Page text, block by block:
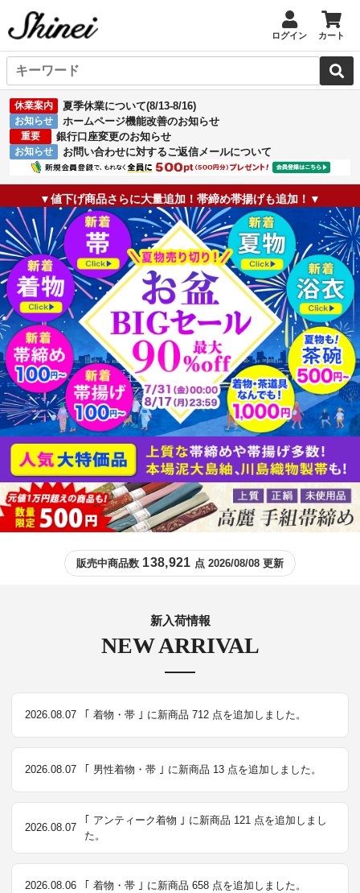
ログイン カート
休業案内 夏季休業について(8/13-8/16)
お知らせ ホームページ機能改善のお知らせ
重要 銀行口座変更のお知らせ
お知らせ お問い合わせに対するご返信メールについて
▼値下げ商品さらに大量追加！帯締め帯揚げも追加！▼
販売中商品数 138,921 点 2026/08/08 更新
NEW ARRIVAL
新入荷情報
2026.08.07 ｢ 着物・帯 ｣ に新商品 712 点を追加しました。
2026.08.07 ｢ 男性着物・帯 ｣ に新商品 13 点を追加しました。
2026.08.07
｢ アンティーク着物 ｣ に新商品 121 点を追加しまし
た。
2026.08.06 ｢ 着物・帯 ｣ に新商品 658 点を追加しました。